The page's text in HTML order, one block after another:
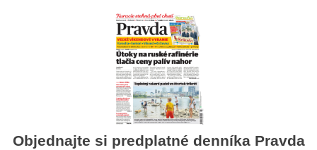
Objednajte si predplatné denníka Pravda